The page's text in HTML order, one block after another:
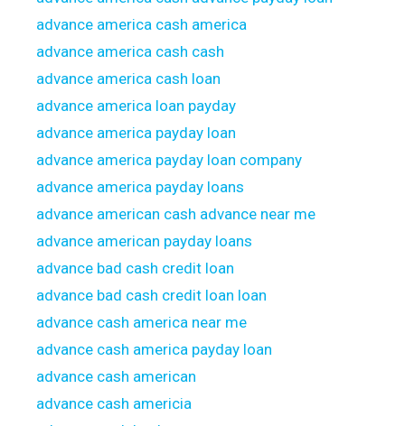
advance america cash america
advance america cash cash
advance america cash loan
advance america loan payday
advance america payday loan
advance america payday loan company
advance america payday loans
advance american cash advance near me
advance american payday loans
advance bad cash credit loan
advance bad cash credit loan loan
advance cash america near me
advance cash america payday loan
advance cash american
advance cash americia